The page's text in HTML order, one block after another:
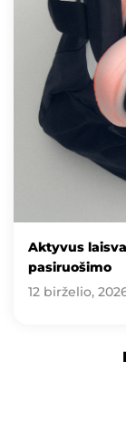
Aktyvus
pasiruošimo
12 birželio,